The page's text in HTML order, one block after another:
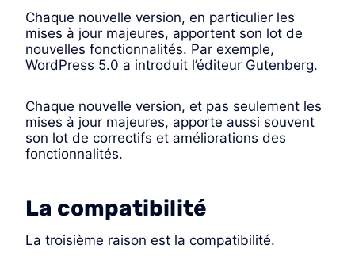
Chaque nouvelle version, en particulier les
mises à jour majeures, apportent son lot de
nouvelles fonctionnalités. Par exemple,
WordPress 5.0 a introduit l’éditeur Gutenberg.
Chaque nouvelle version, et pas seulement les
mises à jour majeures, apporte aussi souvent
son lot de correctifs et améliorations des
fonctionnalités.
La compatibilité
La troisième raison est la compatibilité.